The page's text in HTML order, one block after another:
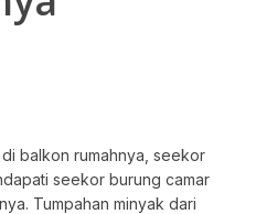
balkon rumahnya, seekor
seekor burung camar
Tumpahan minyak dari